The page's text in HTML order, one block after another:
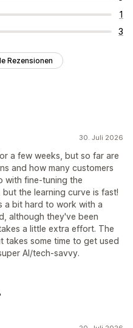
1
3
Rezensionen
30. Juli 2026
a few weeks, but so far are
and how many customers
with fine-tuning the
the learning curve is fast!
a bit hard to work with a
although they've been
a little extra effort. The
takes some time to get used
AI/tech-savvy.